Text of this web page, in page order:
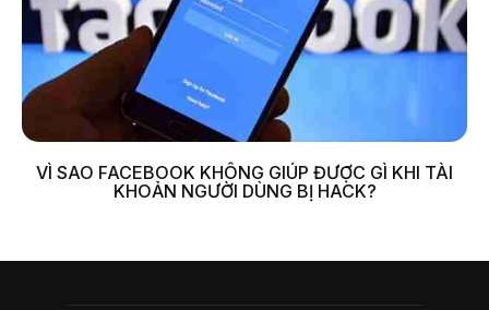
VÌ SAO FACEBOOK KHÔNG GIÚP ĐƯỢC GÌ KHI TÀI
KHOẢN NGƯỜI DÙNG BỊ HACK?